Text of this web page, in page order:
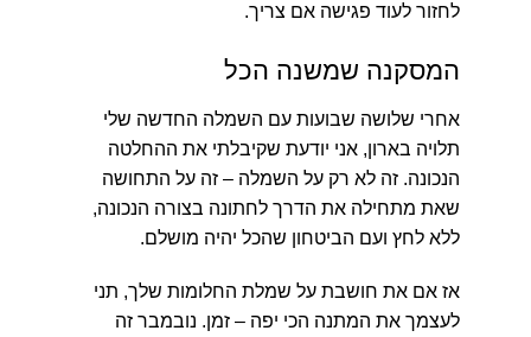
לחזור לעוד פגישה אם צריך.
המסקנה שמשנה הכל
אחרי שלושה שבועות עם השמלה החדשה שלי
תלויה בארון, אני יודעת שקיבלתי את ההחלטה
הנכונה. זה לא רק על השמלה – זה על התחושה
שאת מתחילה את הדרך לחתונה בצורה הנכונה,
ללא לחץ ועם הביטחון שהכל יהיה מושלם.
אז אם את חושבת על שמלת החלומות שלך, תני
לעצמך את המתנה הכי יפה – זמן. נובמבר זה